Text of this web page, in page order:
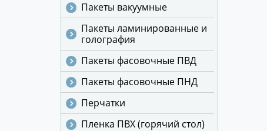
Пакеты вакуумные
Пакеты ламинированные и
голография
Пакеты фасовочные ПВД
Пакеты фасовочные ПНД
Перчатки
Пленка ПВХ (горячий стол)